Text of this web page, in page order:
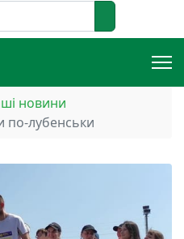
новини
по-лубенськи